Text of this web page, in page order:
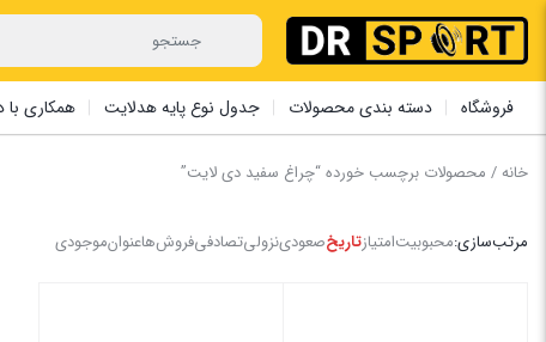
فروشگاه دسته بندی محصولات جدول نوع پایه هدلایت همکاری با
خانه/ محصولات برچسب خورده “چراغ سفید دی لایت”
مرتب‌سازی:محبوبیتامتیازتاریخصعودینزولیتصادفیفروش‌هاعنوانموجودی